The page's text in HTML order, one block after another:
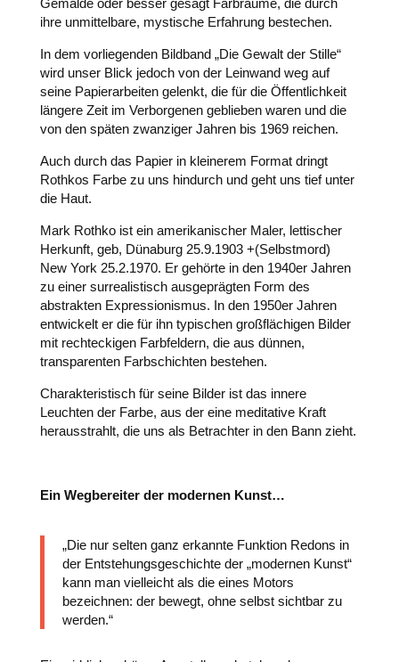
ihre unmittelbare, mystische Erfahrung bestechen.
In dem vorliegenden Bildband „Die Gewalt der Stille“
wird unser Blick jedoch von der Leinwand weg auf
seine Papierarbeiten gelenkt, die für die Öffentlichkeit
längere Zeit im Verborgenen geblieben waren und die
von den späten zwanziger Jahren bis 1969 reichen.
Auch durch das Papier in kleinerem Format dringt
Rothkos Farbe zu uns hindurch und geht uns tief unter
die Haut.
Mark Rothko ist ein amerikanischer Maler, lettischer
Herkunft, geb, Dünaburg 25.9.1903 +(Selbstmord)
New York 25.2.1970. Er gehörte in den 1940er Jahren
zu einer surrealistisch ausgeprägten Form des
abstrakten Expressionismus. In den 1950er Jahren
entwickelt er die für ihn typischen großflächigen Bilder
mit rechteckigen Farbfeldern, die aus dünnen,
transparenten Farbschichten bestehen.
Charakteristisch für seine Bilder ist das innere
Leuchten der Farbe, aus der eine meditative Kraft
herausstrahlt, die uns als Betrachter in den Bann zieht.
Ein Wegbereiter der modernen Kunst…
„Die nur selten ganz erkannte Funktion Redons in
der Entstehungsgeschichte der „modernen Kunst“
kann man vielleicht als die eines Motors
bezeichnen: der bewegt, ohne selbst sichtbar zu
werden.“